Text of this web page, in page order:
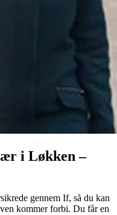
i Løkken –
gennem If, så du kan
kommer forbi. Du får en